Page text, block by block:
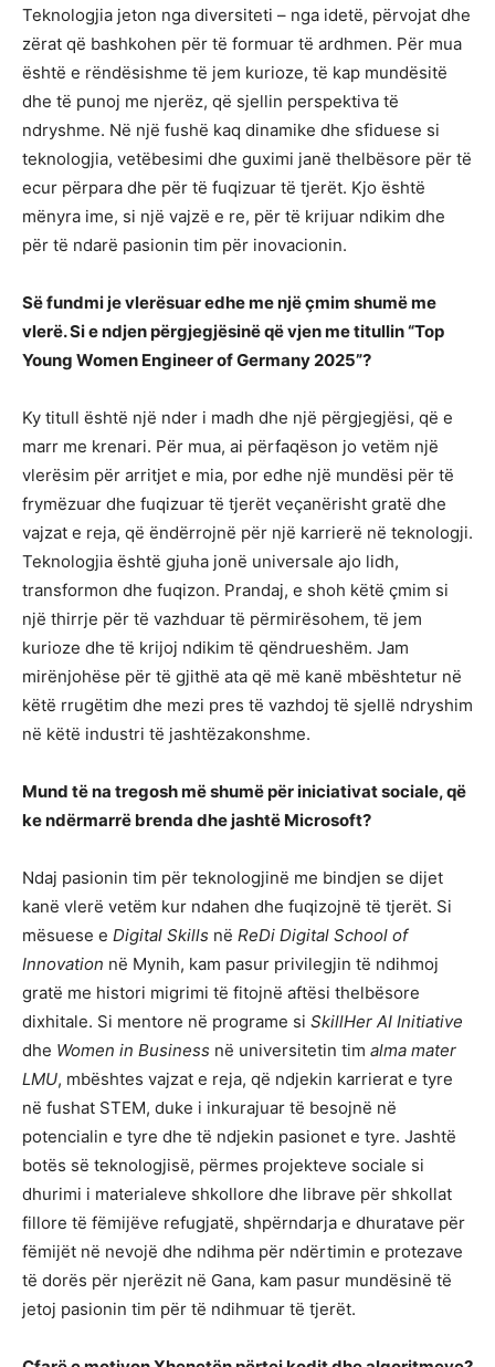
Teknologjia jeton nga diversiteti – nga idetë, përvojat dhe
zërat që bashkohen për të formuar të ardhmen. Për mua
është e rëndësishme të jem kurioze, të kap mundësitë
dhe të punoj me njerëz, që sjellin perspektiva të
ndryshme. Në një fushë kaq dinamike dhe sfiduese si
teknologjia, vetëbesimi dhe guximi janë thelbësore për të
ecur përpara dhe për të fuqizuar të tjerët. Kjo është
mënyra ime, si një vajzë e re, për të krijuar ndikim dhe
për të ndarë pasionin tim për inovacionin.
Së fundmi je vlerësuar edhe me një çmim shumë me
vlerë. Si e ndjen përgjegjësinë që vjen me titullin “Top
Young Women Engineer of Germany 2025”?
Ky titull është një nder i madh dhe një përgjegjësi, që e
marr me krenari. Për mua, ai përfaqëson jo vetëm një
vlerësim për arritjet e mia, por edhe një mundësi për të
frymëzuar dhe fuqizuar të tjerët veçanërisht gratë dhe
vajzat e reja, që ëndërrojnë për një karrierë në teknologji.
Teknologjia është gjuha jonë universale ajo lidh,
transformon dhe fuqizon. Prandaj, e shoh këtë çmim si
një thirrje për të vazhduar të përmirësohem, të jem
kurioze dhe të krijoj ndikim të qëndrueshëm. Jam
mirënjohëse për të gjithë ata që më kanë mbështetur në
këtë rrugëtim dhe mezi pres të vazhdoj të sjellë ndryshim
në këtë industri të jashtëzakonshme.
Mund të na tregosh më shumë për iniciativat sociale, që
ke ndërmarrë brenda dhe jashtë Microsoft?
Ndaj pasionin tim për teknologjinë me bindjen se dijet
kanë vlerë vetëm kur ndahen dhe fuqizojnë të tjerët. Si
mësuese e Digital Skills në ReDi Digital School of
Innovation në Mynih, kam pasur privilegjin të ndihmoj
gratë me histori migrimi të fitojnë aftësi thelbësore
dixhitale. Si mentore në programe si SkillHer AI Initiative
dhe Women in Business në universitetin tim alma mater
LMU, mbështes vajzat e reja, që ndjekin karrierat e tyre
në fushat STEM, duke i inkurajuar të besojnë në
potencialin e tyre dhe të ndjekin pasionet e tyre. Jashtë
botës së teknologjisë, përmes projekteve sociale si
dhurimi i materialeve shkollore dhe librave për shkollat
fillore të fëmijëve refugjatë, shpërndarja e dhuratave për
fëmijët në nevojë dhe ndihma për ndërtimin e protezave
të dorës për njerëzit në Gana, kam pasur mundësinë të
jetoj pasionin tim për të ndihmuar të tjerët.